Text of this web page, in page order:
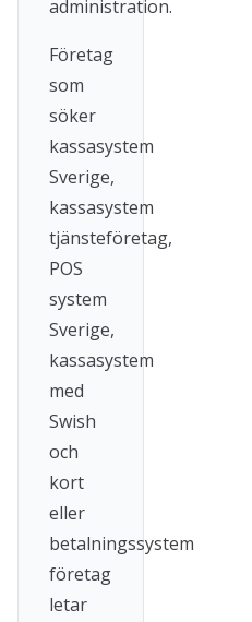
administration.
Företag
som
söker
kassasystem
Sverige,
kassasystem
tjänsteföretag,
POS
system
Sverige,
kassasystem
med
Swish
och
kort
eller
betalningssystem
företag
letar